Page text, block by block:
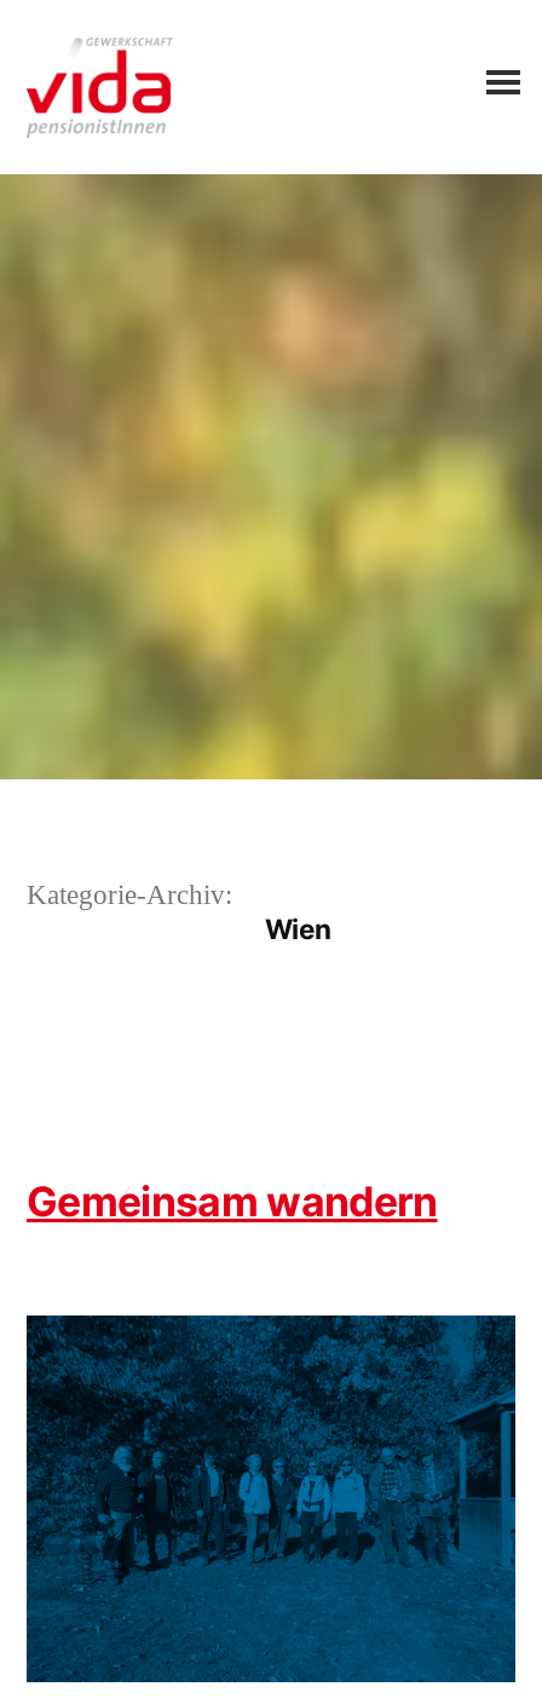
Kategorie-Archiv:
Wien
Gemeinsam wandern